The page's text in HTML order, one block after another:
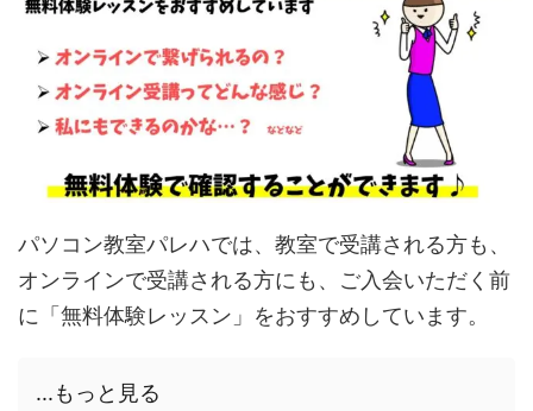
パソコン教室パレハでは、教室で受講される方も、
オンラインで受講される方にも、ご入会いただく前
に「無料体験レッスン」をおすすめしています。
...もっと見る